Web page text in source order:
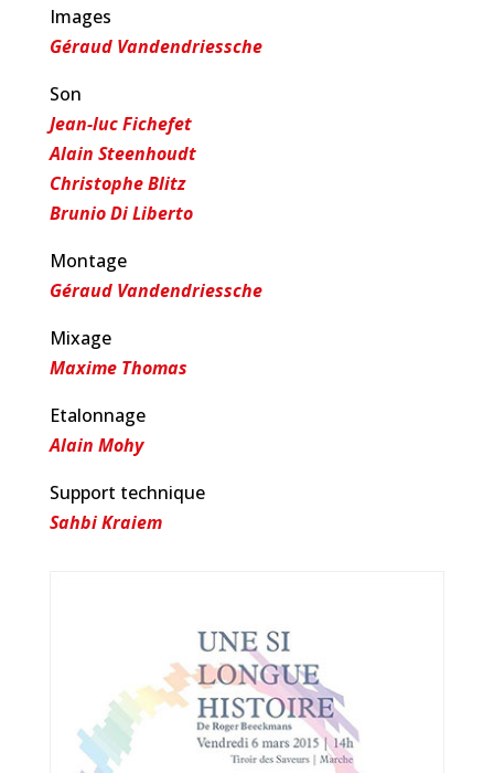
Images
Géraud Vandendriessche
Son
Jean-luc Fichefet
Alain Steenhoudt
Christophe Blitz
Brunio Di Liberto
Montage
Géraud Vandendriessche
Mixage
Maxime Thomas
Etalonnage
Alain Mohy
Support technique
Sahbi Kraiem